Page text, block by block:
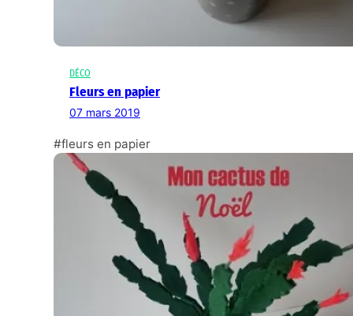
DÉCO
Fleurs en papier
07 mars 2019
#fleurs en papier